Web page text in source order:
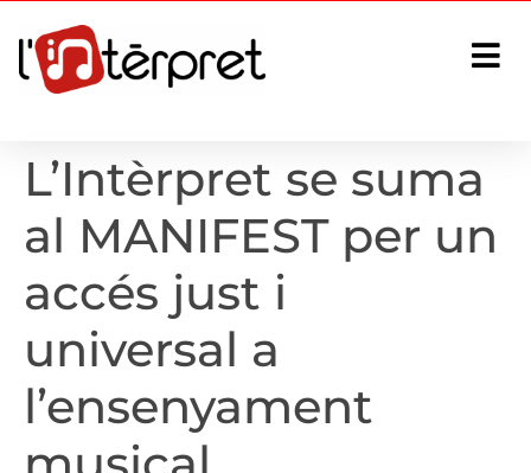
L’Intèrpret se suma
al MANIFEST per un
accés just i
universal a
l’ensenyament